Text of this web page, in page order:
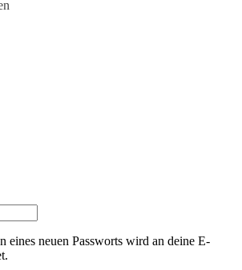
eines neuen Passworts wird an deine E-